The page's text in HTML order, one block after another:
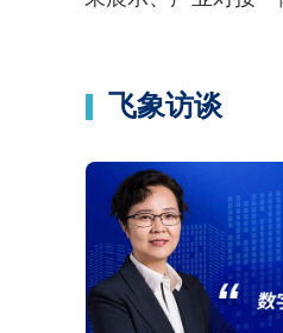
飞象访谈